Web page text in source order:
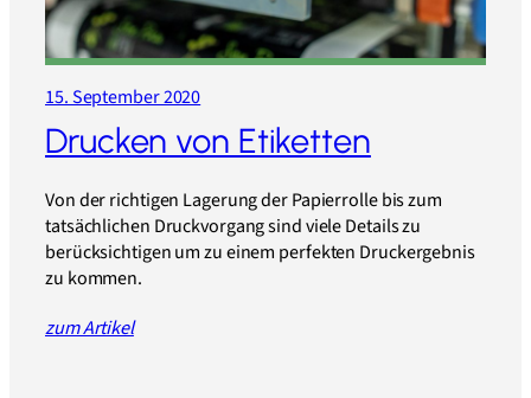
15. September 2020
Drucken von Etiketten
Von der richtigen Lagerung der Papierrolle bis zum
tatsächlichen Druckvorgang sind viele Details zu
berücksichtigen um zu einem perfekten Druckergebnis
zu kommen.
zum Artikel